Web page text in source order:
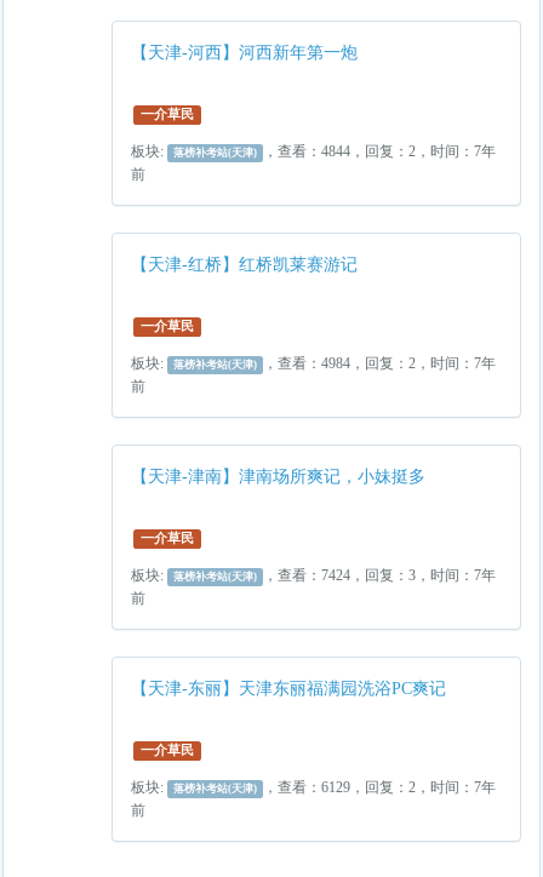
【天津-河西】河西新年第一炮
一介草民
板块: 落榜补考站(天津)
，查看：4844，回复：2，时间：7年
前
【天津-红桥】红桥凯莱赛游记
一介草民
板块: 落榜补考站(天津)
，查看：4984，回复：2，时间：7年
前
【天津-津南】津南场所爽记，小妹挺多
一介草民
板块: 落榜补考站(天津)
，查看：7424，回复：3，时间：7年
前
【天津-东丽】天津东丽福满园洗浴PC爽记
一介草民
板块: 落榜补考站(天津)
，查看：6129，回复：2，时间：7年
前